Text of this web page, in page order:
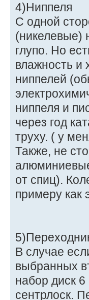
4)Ниппеля
С одной
(никелевые)
глупо. Но
влажность и
ниппелей
ниппеля и
через год
труху. ( у
Также, не
от спиц).
примеру как
В случае
выбранных
набор диск
сентрлоск.